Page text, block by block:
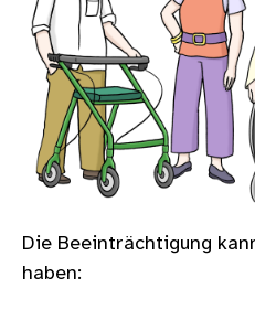
Die Beeinträchtigung
haben: